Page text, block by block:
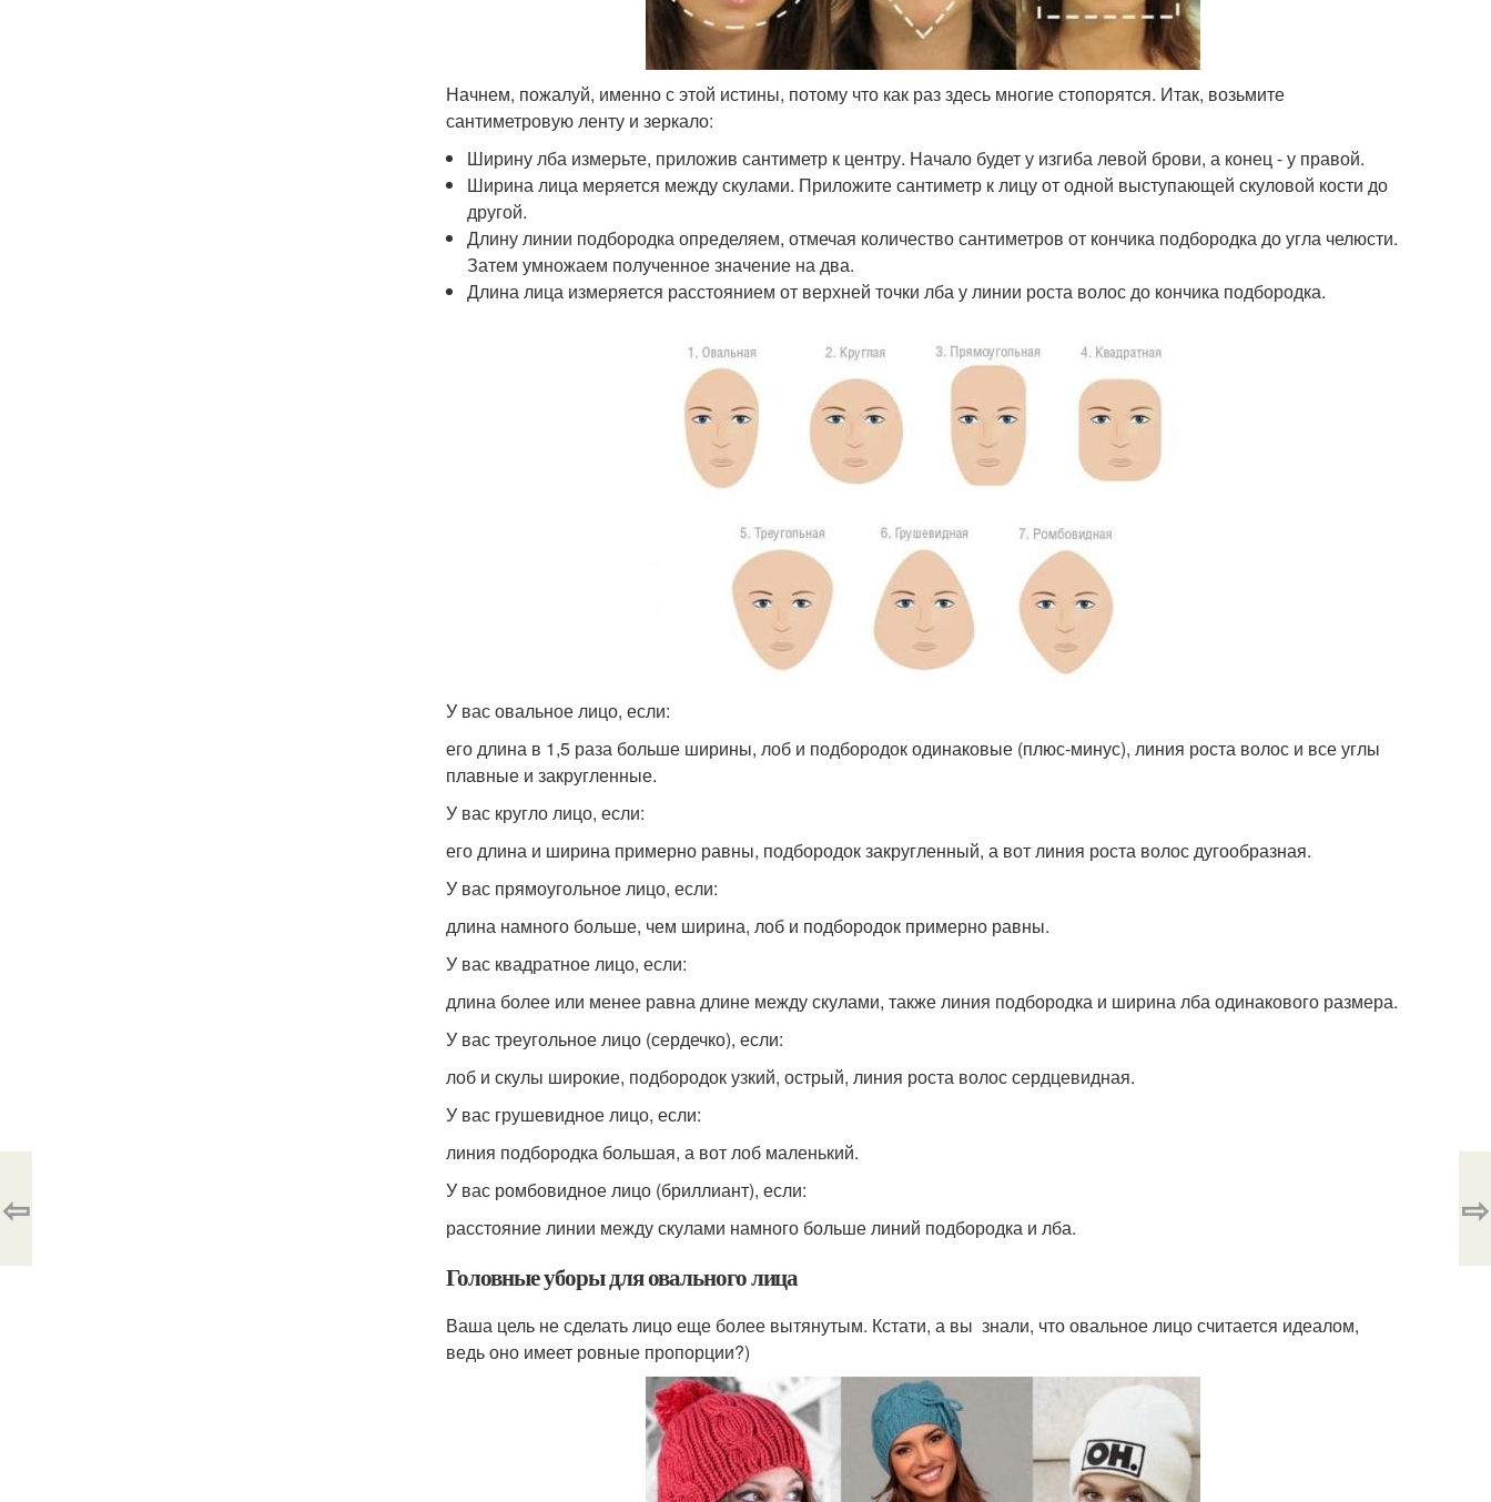
Начнем, пожалуй, именно с этой истины, потому что как раз здесь многие стопорятся. Итак, возьмите
сантиметровую ленту и зеркало:
Ширину лба измерьте, приложив сантиметр к центру. Начало будет у изгиба левой брови, а конец - у правой.
Ширина лица меряется между скулами. Приложите сантиметр к лицу от одной выступающей скуловой кости до
другой.
Длину линии подбородка определяем, отмечая количество сантиметров от кончика подбородка до угла челюсти.
Затем умножаем полученное значение на два.
Длина лица измеряется расстоянием от верхней точки лба у линии роста волос до кончика подбородка.
У вас овальное лицо, если:
его длина в 1,5 раза больше ширины, лоб и подбородок одинаковые (плюс-минус), линия роста волос и все углы
плавные и закругленные.
У вас кругло лицо, если:
его длина и ширина примерно равны, подбородок закругленный, а вот линия роста волос дугообразная.
У вас прямоугольное лицо, если:
длина намного больше, чем ширина, лоб и подбородок примерно равны.
У вас квадратное лицо, если:
длина более или менее равна длине между скулами, также линия подбородка и ширина лба одинакового размера.
У вас треугольное лицо (сердечко), если:
лоб и скулы широкие, подбородок узкий, острый, линия роста волос сердцевидная.
У вас грушевидное лицо, если:
линия подбородка большая, а вот лоб маленький.
У вас ромбовидное лицо (бриллиант), если:
расстояние линии между скулами намного больше линий подбородка и лба.
Головные уборы для овального лица
Ваша цель не сделать лицо еще более вытянутым. Кстати, а вы знали, что овальное лицо считается идеалом,
ведь оно имеет ровные пропорции?)
⇦ ⇨